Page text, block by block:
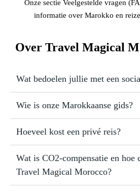
Onze sectie Veelgestelde vragen
informatie over Marokko en
Over Travel Magical
Wat bedoelen jullie met een
Wie is onze Marokkaanse gids?
Hoeveel kost een privé reis?
Wat is CO2-compensatie en hoe
Travel Magical Morocco?